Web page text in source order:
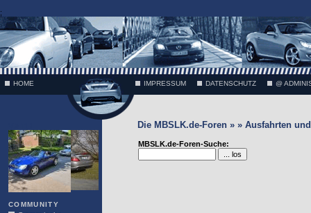
;
HOME IMPRESSUM DATENSCHUTZ @
COMMUNITY
Die MBSLK.de-Foren » » Ausfahrten
MBSLK.de-Foren-Suche: